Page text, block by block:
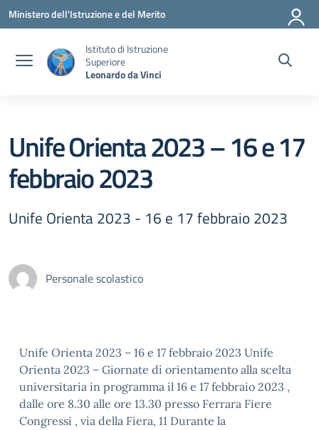
Vai ai contenuti
Vai al menu di navigazione
Vai al footer
Ministero dell'Istruzione e del Merito
Istituto di Istruzione
Superiore
Leonardo da Vinci
Unife Orienta 2023 – 16 e 17
febbraio 2023
Unife Orienta 2023 - 16 e 17 febbraio 2023
Personale scolastico
Unife Orienta 2023 – 16 e 17 febbraio 2023 Unife
Orienta 2023 – Giornate di orientamento alla scelta
universitaria in programma il 16 e 17 febbraio 2023 ,
dalle ore 8.30 alle ore 13.30 presso Ferrara Fiere
Congressi , via della Fiera, 11 Durante la